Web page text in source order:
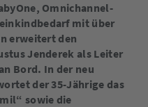
Omnichannel-
mit über
erweitert den
Jenderek als Leiter
Bord. In der neu
der 35-Jährige das
sowie die